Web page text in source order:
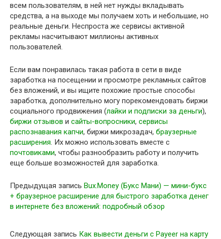
всем пользователям, в ней нет нужды вкладывать
средства, а на выходе мы получаем хоть и небольшие, но
реальные деньги. Неспроста же сервисы активной
рекламы насчитывают миллионы активных
пользователей.
Если вам понравилась такая работа в сети в виде
заработка на посещении и просмотре рекламных сайтов
без вложений, и вы ищите похожие простые способы
заработка, дополнительно могу порекомендовать биржи
социального продвижения (лайки и подписки за деньги),
биржи отзывов и сайты-вопросники, сервисы
распознавания капчи, биржи микрозадач, браузерные
расширения. Их можно использовать вместе с
почтовиками, чтобы разнообразить работу и получить
еще больше возможностей для заработка.
Предыдущая запись Bux.Money (Букс Мани) — мини-букс
+ браузерное расширение для быстрого заработка денег
в интернете без вложений: подробный обзор
Следующая запись Как вывести деньги с Payeer на карту